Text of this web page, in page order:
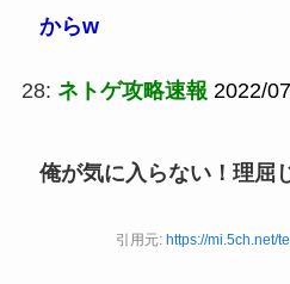
からw
28: ネトゲ攻略速報 2022/
俺が気に入らない！理屈
引用元:https://mi.5ch.net/